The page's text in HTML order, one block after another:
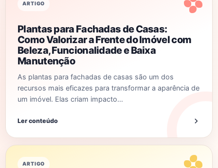
ARTIGO
Plantas para Fachadas de Casas:
Como Valorizar a Frente do Imóvel com
Beleza, Funcionalidade e Baixa
Manutenção
As plantas para fachadas de casas são um dos
recursos mais eficazes para transformar a aparência de
um imóvel. Elas criam impacto…
Ler conteúdo
ARTIGO